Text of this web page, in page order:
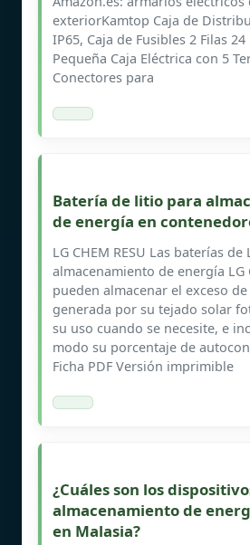
exteriorKamtop Caja de
IP65, Caja de Fusibles 2 Filas
Pequeña Caja Eléctrica con 5
Conectores para
Batería de litio para
de energía en
LG CHEM RESU Las baterías
almacenamiento de energía LG
pueden almacenar el exceso
generada por su tejado solar
su uso cuando se necesite, e
modo su porcentaje de
Ficha PDF Versión imprimible
¿Cuáles son los
almacenamiento de
en Malasia?